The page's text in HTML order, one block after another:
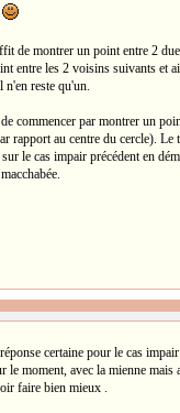
de montrer un point entre 2
entre les 2 voisins suivants et
reste qu'un.
commencer par montrer un
rapport au centre du cercle). Le
le cas impair précédent en
certaine pour le cas
le moment, avec la mienne mais
faire bien mieux .